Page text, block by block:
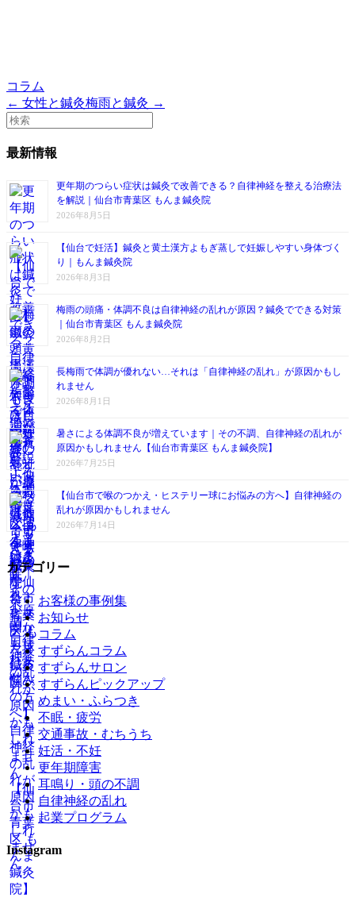
コラム
← 女性と鍼灸梅雨と鍼灸 →
最新情報
更年期のつらい症状は鍼灸で改善できる？自律神経を整える治療法
を解説｜仙台市青葉区 もんま鍼灸院
2026年8月5日
【仙台で妊活】鍼灸と黄土漢方よもぎ蒸しで妊娠しやすい身体づく
り｜もんま鍼灸院
2026年8月3日
梅雨の頭痛・体調不良は自律神経の乱れが原因？鍼灸でできる対策
｜仙台市青葉区 もんま鍼灸院
2026年8月2日
長梅雨で体調が優れない…それは「自律神経の乱れ」が原因かもし
れません
2026年8月1日
暑さによる体調不良が増えています｜その不調、自律神経の乱れが
原因かもしれません【仙台市青葉区 もんま鍼灸院】
2026年7月25日
【仙台市で喉のつかえ・ヒステリー球にお悩みの方へ】自律神経の
乱れが原因かもしれません
2026年7月14日
カテゴリー
お客様の事例集
お知らせ
コラム
すずらんコラム
すずらんサロン
すずらんピックアップ
めまい・ふらつき
不眠・疲労
交通事故・むちうち
妊活・不妊
更年期障害
耳鳴り・頭の不調
自律神経の乱れ
起業プログラム
Instagram